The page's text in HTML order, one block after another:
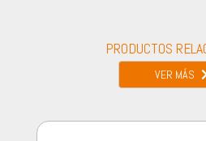
PRODUCTOS
VER MÁS